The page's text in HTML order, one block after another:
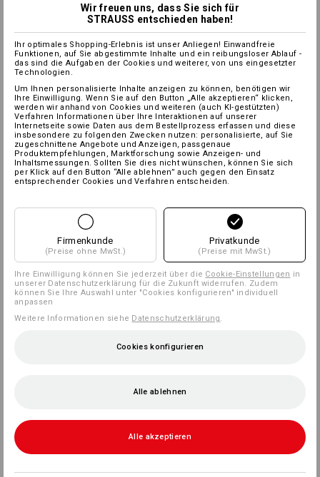
Wir freuen uns, dass Sie sich für
STRAUSS entschieden haben!
Ihr optimales Shopping-Erlebnis ist unser Anliegen! Einwandfreie
Funktionen, auf Sie abgestimmte Inhalte und ein reibungsloser Ablauf -
das sind die Aufgaben der Cookies und weiterer, von uns eingesetzter
Technologien.
Um Ihnen personalisierte Inhalte anzeigen zu können, benötigen wir
Ihre Einwilligung. Wenn Sie auf den Button „Alle akzeptieren“ klicken,
werden wir anhand von Cookies und weiteren (auch KI-gestützten)
Verfahren Informationen über Ihre Interaktionen auf unserer
Internetseite sowie Daten aus dem Bestellprozess erfassen und diese
insbesondere zu folgenden Zwecken nutzen: personalisierte, auf Sie
zugeschnittene Angebote und Anzeigen, passgenaue
Produktempfehlungen, Marktforschung sowie Anzeigen- und
Inhaltsmessungen. Sollten Sie dies nicht wünschen, können Sie sich
per Klick auf den Button “Alle ablehnen” auch gegen den Einsatz
entsprechender Cookies und Verfahren entscheiden.
Firmenkunde
(Preise ohne MwSt.)
Privatkunde
(Preise mit MwSt.)
Ihre Einwilligung können Sie jederzeit über die Cookie-Einstellungen in
unserer Datenschutzerklärung für die Zukunft widerrufen. Zudem
können Sie Ihre Auswahl unter "Cookies konfigurieren" individuell
anpassen
Weitere Informationen siehe Datenschutzerklärung.
Cookies konfigurieren
Alle ablehnen
Alle akzeptieren